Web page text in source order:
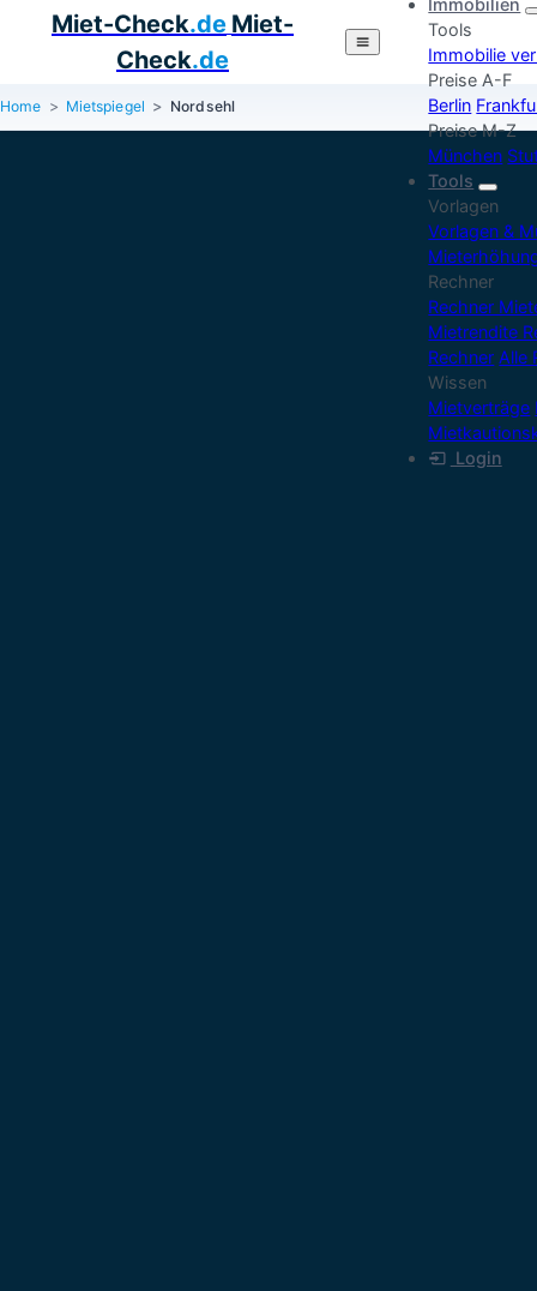
Miet-Check.de Miet-
Check.de
Immobilien
Tools
Immobilie
Preise A-F
Berlin
Preise M-Z
München
Tools
Vorlagen
Vorlagen &
Rechner
Rechner
Mietrendite
Rechner Alle
Wissen
Mietverträge
Login
Home Mietspiegel Nordsehl